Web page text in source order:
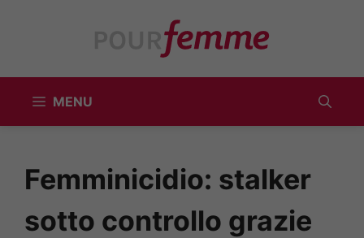
MENU
Femminicidio: stalker
sotto controllo grazie